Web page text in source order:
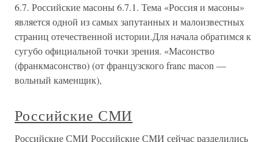
6.7. Российские масоны 6.7.1. Тема «Россия и масоны»
является одной из самых запутанных и малоизвестных
страниц отечественной истории.Для начала обратимся к
сугубо официальной точки зрения. «Масонство
(франкмасонство) (от французского franc macon —
вольный каменщик),
Российские СМИ
Российские СМИ Российские СМИ сейчас разделились